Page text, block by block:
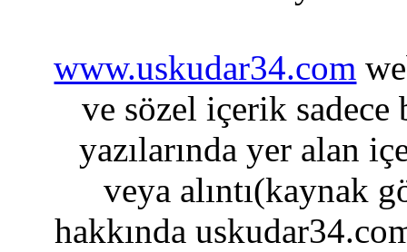
www.uskudar34.com
ve sözel içerik sadece
yazılarında yer alan
veya alıntı(kaynak
hakkında